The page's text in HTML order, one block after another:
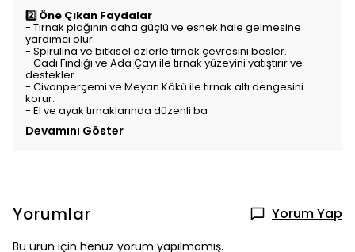
2️⃣ Öne Çıkan Faydalar
- Tırnak plağının daha güçlü ve esnek hale gelmesine
yardımcı olur.
- Spirulina ve bitkisel özlerle tırnak çevresini besler.
- Cadı Fındığı ve Ada Çayı ile tırnak yüzeyini yatıştırır ve
destekler.
- Civanperçemi ve Meyan Kökü ile tırnak altı dengesini
korur.
- El ve ayak tırnaklarında düzenli ba
Devamını Göster
Yorumlar Yorum Yap
Bu ürün için henüz yorum yapılmamış.